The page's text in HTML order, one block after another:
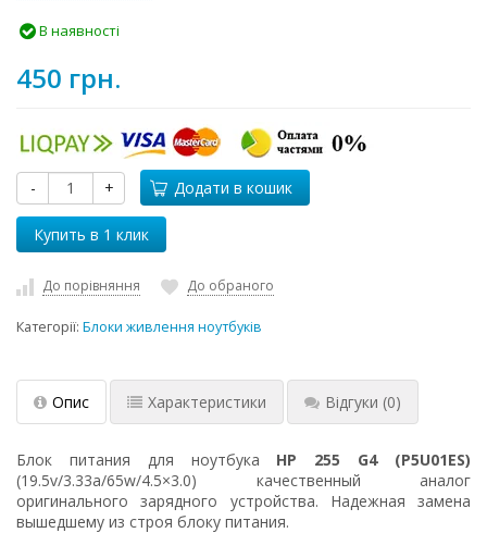
В наявності
450 грн.
- + Додати в кошик
До порівняння До обраного
Категорії: Блоки живлення ноутбуків
Опис Характеристики Відгуки (0)
Блок питания для ноутбука HP 255 G4 (P5U01ES)
(19.5v/3.33a/65w/4.5×3.0) качественный аналог
оригинального зарядного устройства. Надежная замена
вышедшему из строя блоку питания.